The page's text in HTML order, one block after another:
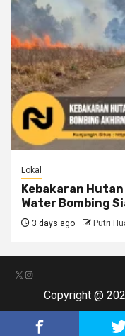
Lokal
Kebakaran
Water Bombing
3 days ago Putri
X Instagram
Copyright @